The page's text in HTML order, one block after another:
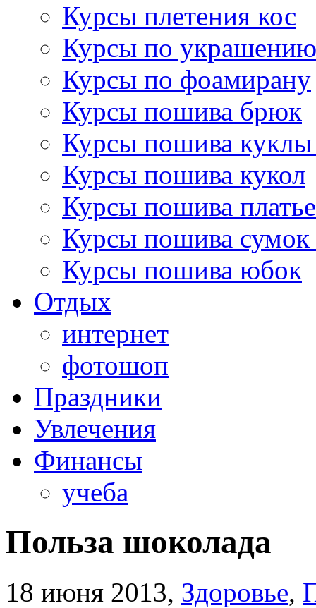
Курсы плетения кос
Курсы по украшению
Курсы по фоамирану
Курсы пошива брюк
Курсы пошива
Курсы пошива кукол
Курсы пошива
Курсы пошива сумок
Курсы пошива юбок
Отдых
интернет
фотошоп
Праздники
Увлечения
Финансы
учеба
Польза шоколада
18 июня 2013, Здоровье,